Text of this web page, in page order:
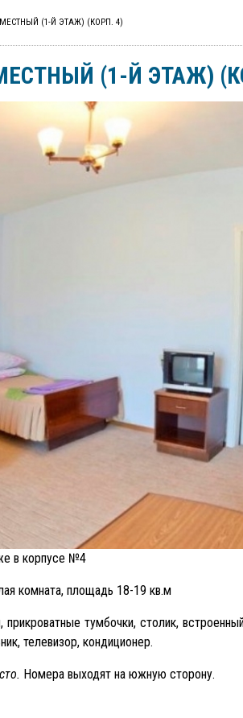
(1-Й ЭТАЖ) (КОРП. 4)
(1-Й ЭТАЖ)
в корпусе №4
комната, площадь 18-19 кв.м
тумбочки, столик,
телевизор, кондиционер.
Номера выходят на южную сторону.